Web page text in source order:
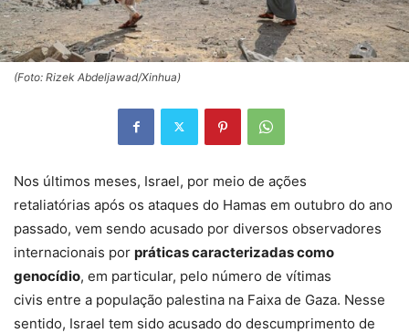
(Foto: Rizek Abdeljawad/Xinhua)
Nos últimos meses, Israel, por meio de ações
retaliatórias após os ataques do Hamas em outubro do ano
passado, vem sendo acusado por diversos observadores
internacionais por práticas caracterizadas como
genocídio, em particular, pelo número de vítimas
civis entre a população palestina na Faixa de Gaza. Nesse
sentido, Israel tem sido acusado do descumprimento de